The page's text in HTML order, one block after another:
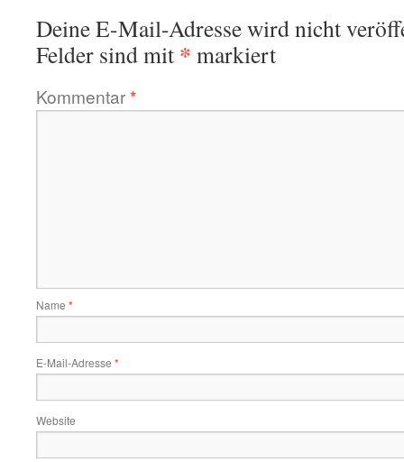
Deine E-Mail-Adresse wird nicht
Felder sind mit * markiert
Kommentar*
Name *
E-Mail-Adresse *
Website